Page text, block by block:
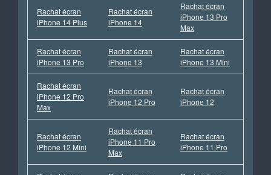
Rachat écran
iPhone 14 Plus
Rachat écran
iPhone 14
Rachat écran
iPhone 13 Pro
Max
Rachat écran
iPhone 13 Pro
Rachat écran
iPhone 13
Rachat écran
iPhone 13 Mini
Rachat écran
iPhone 12 Pro
Max
Rachat écran
iPhone 12 Pro
Rachat écran
iPhone 12
Rachat écran
iPhone 12 Mini
Rachat écran
iPhone 11 Pro
Max
Rachat écran
iPhone 11 Pro